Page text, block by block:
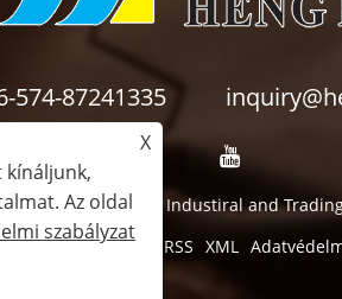
574-87241335
Ningbo HengMing Industiral and
Links Sitemap RSS XML
X
kínáljunk,
Az oldal
szabályzat